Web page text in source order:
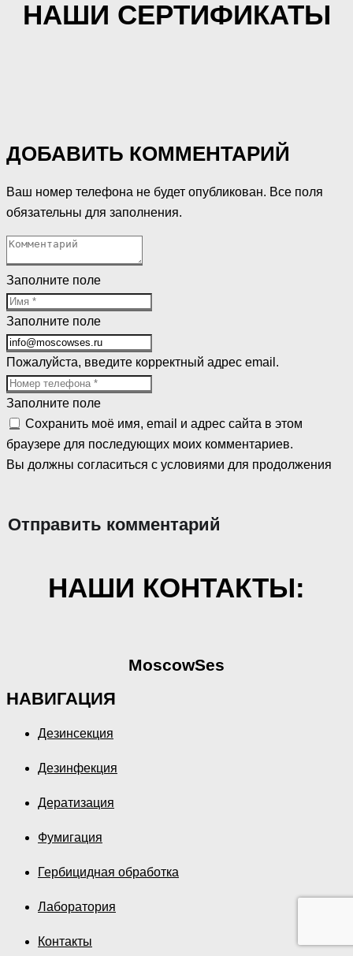
НАШИ СЕРТИФИКАТЫ
ДОБАВИТЬ КОММЕНТАРИЙ
Ваш номер телефона не будет опубликован. Все поля
обязательны для заполнения.
Заполните поле
Заполните поле
Пожалуйста, введите корректный адрес email.
Заполните поле
Сохранить моё имя, email и адрес сайта в этом
браузере для последующих моих комментариев.
Вы должны согласиться с условиями для продолжения
Отправить комментарий
НАШИ КОНТАКТЫ:
MoscowSes
НАВИГАЦИЯ
Дезинсекция
Дезинфекция
Дератизация
Фумигация
Гербицидная обработка
Лаборатория
Контакты